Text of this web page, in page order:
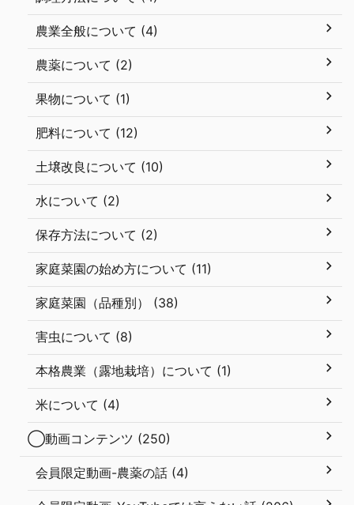
農業全般について (4)
農薬について (2)
果物について (1)
肥料について (12)
土壌改良について (10)
水について (2)
保存方法について (2)
家庭菜園の始め方について (11)
家庭菜園（品種別） (38)
害虫について (8)
本格農業（露地栽培）について (1)
米について (4)
◯動画コンテンツ (250)
会員限定動画-農薬の話 (4)